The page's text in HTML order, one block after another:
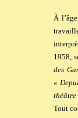
À
1958,
des
«
théâtre
Tout